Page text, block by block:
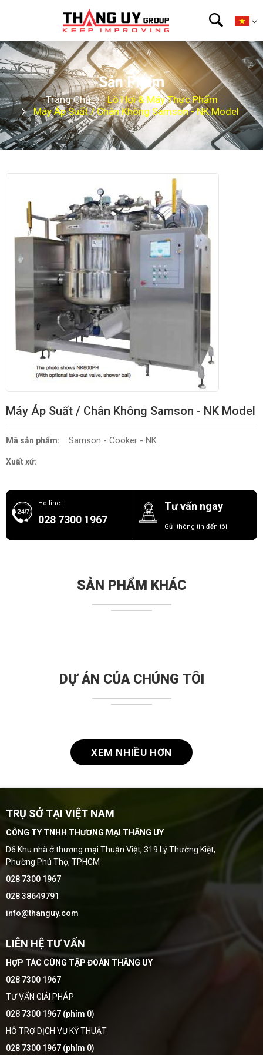
Sản Phẩm
Trang Chủ
Lò Hơi & Máy Thực Phẩm
Máy Áp Suất / Chân Không Samson - NK Model
Máy Áp Suất / Chân Không Samson - NK Model
Mã sản phẩm: Samson - Cooker - NK
Xuất xứ:
Hotline:
028 7300 1967
Tư vấn ngay
Gửi thông tin đến tôi
SẢN PHẨM KHÁC
DỰ ÁN CỦA CHÚNG TÔI
XEM NHIỀU HƠN
TRỤ SỞ TẠI VIỆT NAM
CÔNG TY TNHH THƯƠNG MẠI THĂNG UY
D6 Khu nhà ở thương mại Thuận Việt, 319 Lý Thường Kiệt,
Phường Phú Thọ, TPHCM
028 7300 1967
028 38649791
info@thanguy.com
LIÊN HỆ TƯ VẤN
HỢP TÁC CÙNG TẬP ĐOÀN THĂNG UY
028 7300 1967
TƯ VẤN GIẢI PHÁP
028 7300 1967 (phím 0)
HỖ TRỢ DỊCH VỤ KỸ THUẬT
028 7300 1967 (phím 0)